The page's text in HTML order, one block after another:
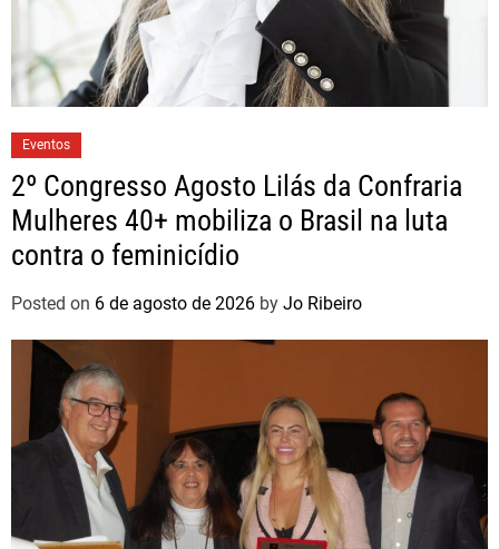
Eventos
2º Congresso Agosto Lilás da Confraria
Mulheres 40+ mobiliza o Brasil na luta
contra o feminicídio
Posted on 6 de agosto de 2026 by Jo Ribeiro